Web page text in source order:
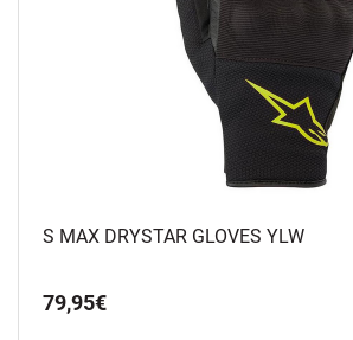
S MAX DRYSTAR GLOVES YLW
79,95€